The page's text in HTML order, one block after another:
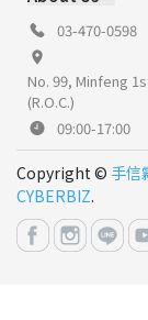
03-470-0598
No. 99, Minfeng
(R.O.C.)
09:00-17:00
Copyright © 手信
CYBERBIZ.